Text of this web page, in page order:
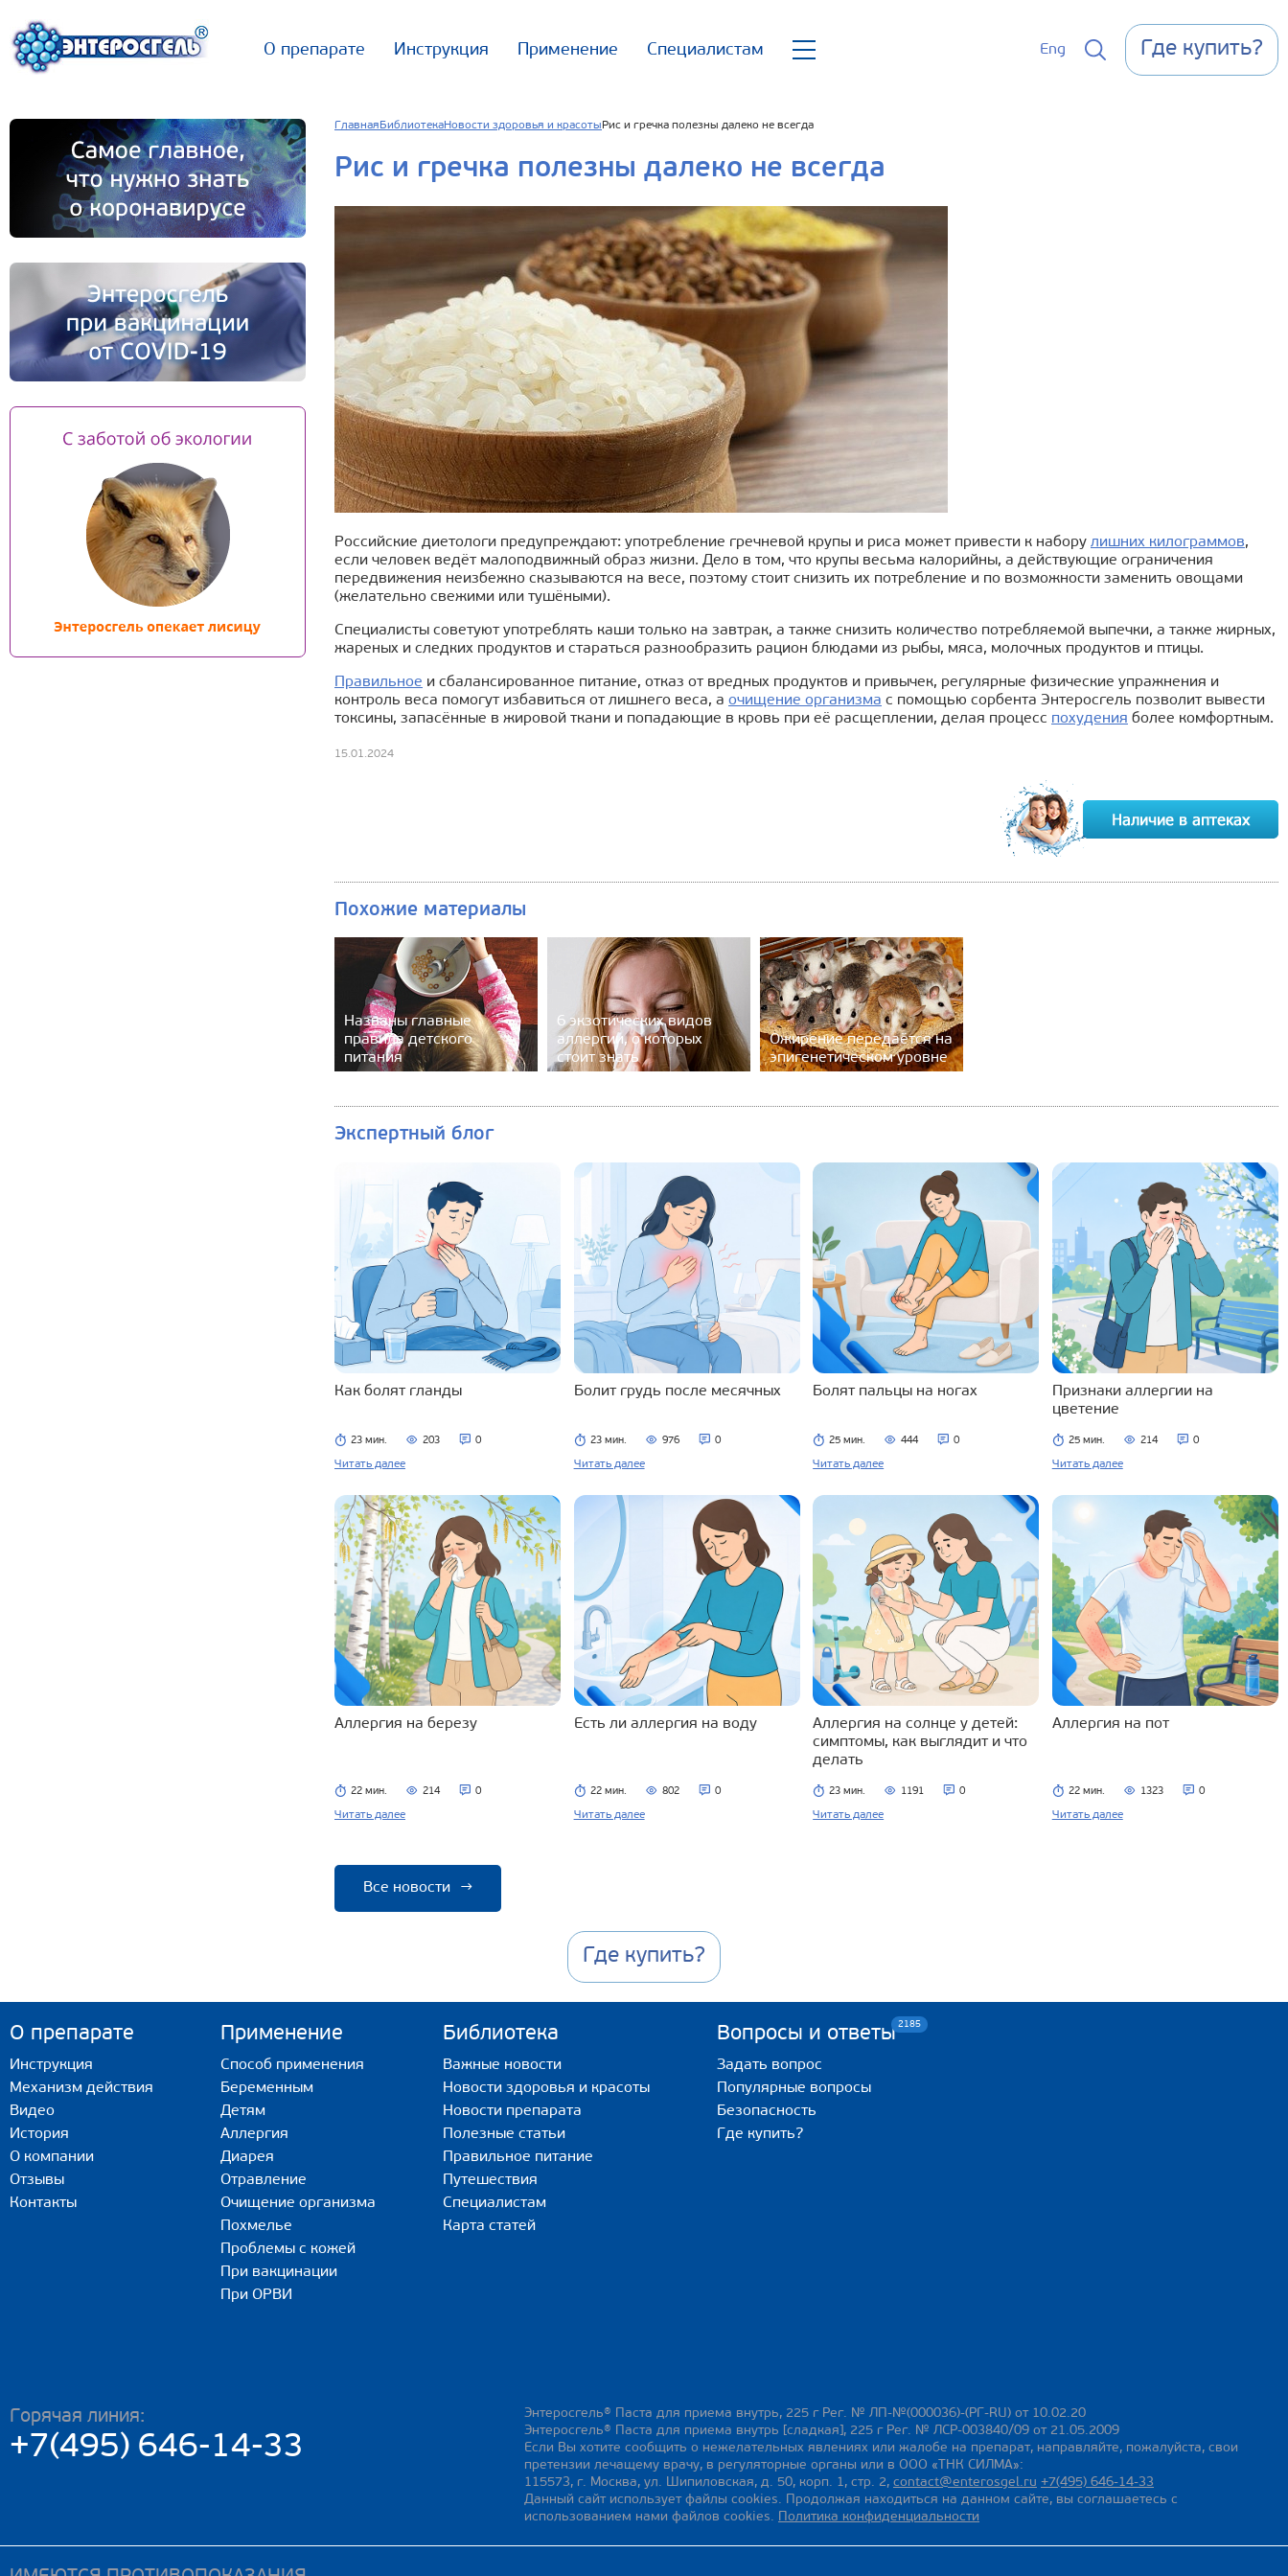
О препарате Инструкция Применение Специалистам Eng Где купить?
Главная БиблиотекаНовости здоровья и красоты Рис и гречка полезны далеко не всегда
Рис и гречка полезны далеко не всегда
Российские диетологи предупреждают: употребление гречневой крупы и риса может привести к набору лишних килограммов,
если человек ведёт малоподвижный образ жизни. Дело в том, что крупы весьма калорийны, а действующие ограничения
передвижения неизбежно сказываются на весе, поэтому стоит снизить их потребление и по возможности заменить овощами
(желательно свежими или тушёными).
Специалисты советуют употреблять каши только на завтрак, а также снизить количество потребляемой выпечки, а также жирных,
жареных и следких продуктов и стараться разнообразить рацион блюдами из рыбы, мяса, молочных продуктов и птицы.
Правильное и сбалансированное питание, отказ от вредных продуктов и привычек, регулярные физические упражнения и
контроль веса помогут избавиться от лишнего веса, а очищение организма с помощью сорбента Энтеросгель позволит вывести
токсины, запасённые в жировой ткани и попадающие в кровь при её расщеплении, делая процесс похудения более комфортным.
15.01.2024
Похожие материалы
Названы главные
правила детского
питания
6 экзотических видов
аллергии, о которых
стоит знать
Ожирение передаётся на
эпигенетическом уровне
Экспертный блог
Как болят гланды
23 мин. 203 0
Читать далее
Болит грудь после месячных
23 мин. 976 0
Читать далее
Болят пальцы на ногах
25 мин. 444 0
Читать далее
Признаки аллергии на
цветение
25 мин. 214 0
Читать далее
Аллергия на березу
22 мин. 214 0
Читать далее
Есть ли аллергия на воду
22 мин. 802 0
Читать далее
Аллергия на солнце у детей:
симптомы, как выглядит и что
делать
23 мин. 1191 0
Читать далее
Аллергия на пот
22 мин. 1323 0
Читать далее
Все новости →
Где купить?
О препарате
Инструкция
Механизм действия
Видео
История
О компании
Отзывы
Контакты
Применение
Способ применения
Беременным
Детям
Аллергия
Диарея
Отравление
Очищение организма
Похмелье
Проблемы с кожей
При вакцинации
При ОРВИ
Библиотека
Важные новости
Новости здоровья и красоты
Новости препарата
Полезные статьи
Правильное питание
Путешествия
Специалистам
Карта статей
Вопросы и ответы2185
Задать вопрос
Популярные вопросы
Безопасность
Где купить?
Горячая линия:
+7(495) 646-14-33
Энтеросгель® Паста для приема внутрь, 225 г Рег. № ЛП-№(000036)-(РГ-RU) от 10.02.20
Энтеросгель® Паста для приема внутрь [сладкая], 225 г Рег. № ЛСР-003840/09 от 21.05.2009
Если Вы хотите сообщить о нежелательных явлениях или жалобе на препарат, направляйте, пожалуйста, свои
претензии лечащему врачу, в регуляторные органы или в ООО «ТНК СИЛМА»:
115573, г. Москва, ул. Шипиловская, д. 50, корп. 1, стр. 2, contact@enterosgel.ru +7(495) 646-14-33
Данный сайт использует файлы cookies. Продолжая находиться на данном сайте, вы соглашаетесь с
использованием нами файлов cookies. Политика конфиденциальности